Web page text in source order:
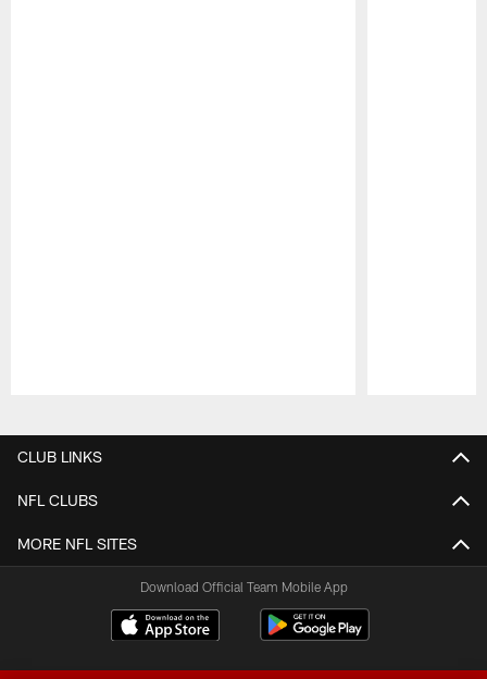
CLUB LINKS
NFL CLUBS
MORE NFL SITES
Download Official Team Mobile App